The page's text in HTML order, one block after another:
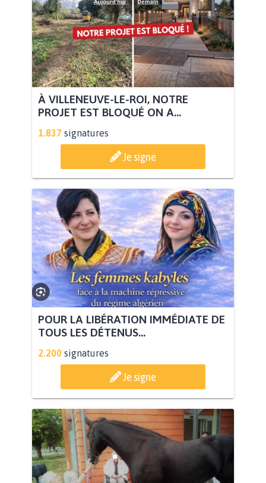
À VILLENEUVE-LE-ROI, NOTRE
PROJET EST BLOQUÉ ON A...
1.837 signatures
Je signe
POUR LA LIBÉRATION IMMÉDIATE DE
TOUS LES DÉTENUS...
2.200 signatures
Je signe